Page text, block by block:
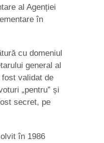
al Agenției
în
cu domeniul
general al
validat de
„pentru” și
secret, pe
în 1986